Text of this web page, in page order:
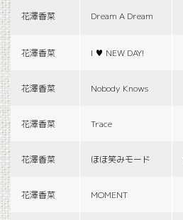
花澤香菜 Dream A Dream
花澤香菜 I ♥ NEW DAY!
花澤香菜 Nobody Knows
花澤香菜 Trace
花澤香菜 ほほ笑みモード
花澤香菜 MOMENT